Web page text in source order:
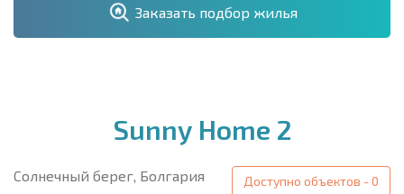
Заказать подбор жилья
Sunny Home 2
Доступно объектов - 0
Солнечный берег, Болгария